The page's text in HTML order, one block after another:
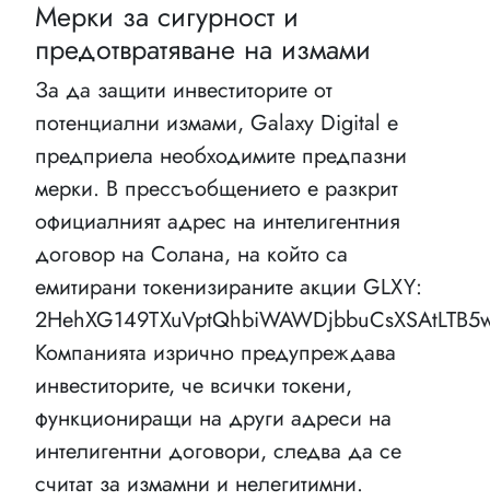
Мерки за сигурност и
предотвратяване на измами
За да защити инвеститорите от
потенциални измами, Galaxy Digital е
предприела необходимите предпазни
мерки. В прессъобщението е разкрит
официалният адрес на интелигентния
договор на Солана, на който са
емитирани токенизираните акции GLXY:
Компанията изрично предупреждава
инвеститорите, че всички токени,
функциониращи на други адреси на
интелигентни договори, следва да се
считат за измамни и нелегитимни.